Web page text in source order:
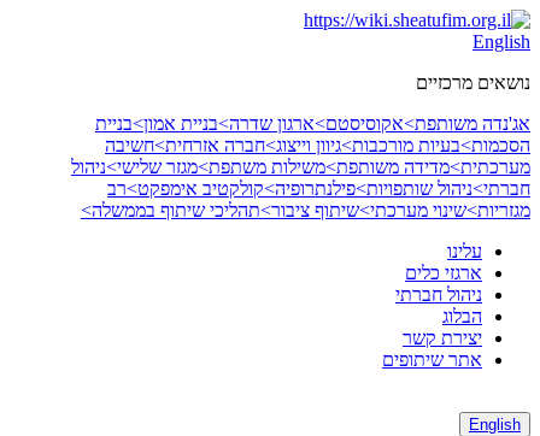
Skip
to
English
נושאים מרכזיים
אג'נדה משותפת>אקוסיסטם>ארגון שדרה>בניית אמון>בניית
הסכמות>בעיות מורכבות>גיוון וייצוג>חברה אזרחית>חשיבה
מערכתית>מדידה משותפת>משילות משתפת>מגזר שלישי>ניהול
חברתי>ניהול שותפויות>פילנתרופיה>קולקטיב אימפקט>רב
מגזריות>שינוי מערכתי>שיתוף ציבור>תהליכי שיתוף בממשלה>
עלינו
ארגזי כלים
ניהול חברתי
הבלוג
יצירת קשר
אתר שיתופים
English